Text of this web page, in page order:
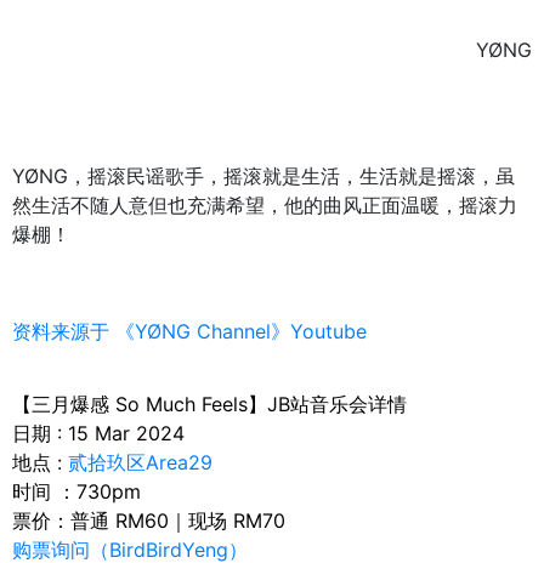
YØNG
YØNG，摇滚民谣歌手，摇滚就是生活，生活就是摇滚，虽
然生活不随人意但也充满希望，他的曲风正面温暖，摇滚力
爆棚！
资料来源于 《YØNG Channel》Youtube
【三月爆感 So Much Feels】JB站音乐会详情
日期 : 15 Mar 2024
地点 : 贰拾玖区Area29
时间 ：730pm
票价：普通 RM60｜现场 RM70
购票询问（BirdBirdYeng）